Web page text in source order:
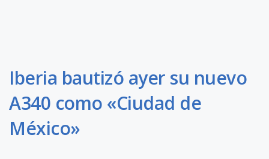
Iberia bautizó ayer su nuevo
A340 como «Ciudad de
México»